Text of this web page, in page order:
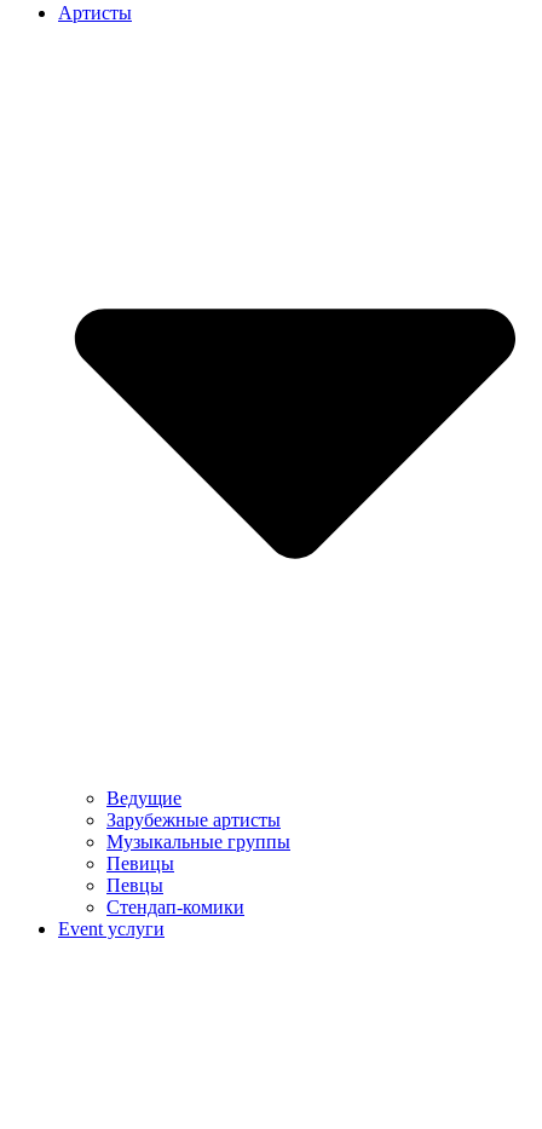
Артисты
Ведущие
Зарубежные артисты
Музыкальные группы
Певицы
Певцы
Стендап-комики
Event услуги